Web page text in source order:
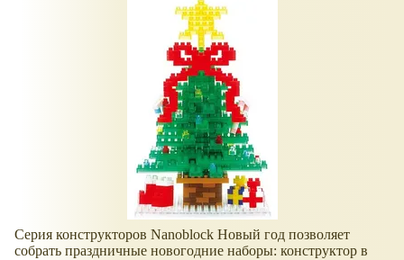
Серия конструкторов Nanoblock Новый год позволяет
собрать праздничные новогодние наборы: конструктор в